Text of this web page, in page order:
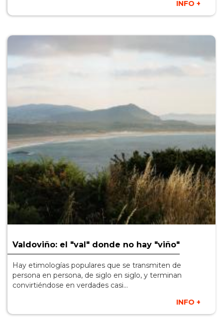
INFO +
Valdoviño: el "val" donde no hay "viño"
Hay etimologías populares que se transmiten de
persona en persona, de siglo en siglo, y terminan
convirtiéndose en verdades casi...
INFO +